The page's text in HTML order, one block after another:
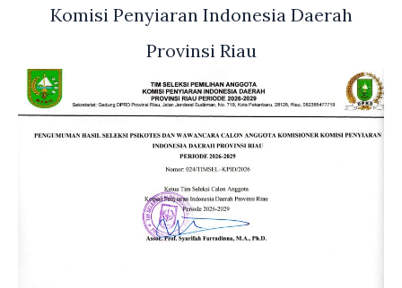
Komisi Penyiaran Indonesia Daerah
Provinsi Riau